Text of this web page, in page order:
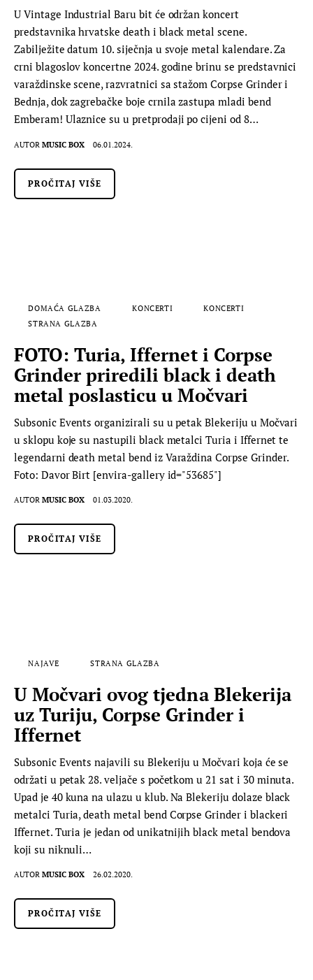
U Vintage Industrial Baru bit će održan koncert
predstavnika hrvatske death i black metal scene.
Zabilježite datum 10. siječnja u svoje metal kalendare. Za
crni blagoslov koncertne 2024. godine brinu se predstavnici
varaždinske scene, razvratnici sa stažom Corpse Grinder i
Bednja, dok zagrebačke boje crnila zastupa mladi bend
Emberam! Ulaznice su u pretprodaji po cijeni od 8…
AUTOR MUSIC BOX 06.01.2024.
PROČITAJ VIŠE
DOMAĆA GLAZBA KONCERTI
KONCERTI
STRANA GLAZBA
FOTO: Turia, Iffernet i Corpse
Grinder priredili black i death
metal poslasticu u Močvari
Subsonic Events organizirali su u petak Blekeriju u Močvari
u sklopu koje su nastupili black metalci Turia i Iffernet te
legendarni death metal bend iz Varaždina Corpse Grinder.
Foto: Davor Birt [envira-gallery id="53685"]
AUTOR MUSIC BOX 01.03.2020.
PROČITAJ VIŠE
NAJAVE STRANA GLAZBA
U Močvari ovog tjedna Blekerija
uz Turiju, Corpse Grinder i
Iffernet
Subsonic Events najavili su Blekeriju u Močvari koja će se
održati u petak 28. veljače s početkom u 21 sat i 30 minuta.
Upad je 40 kuna na ulazu u klub. Na Blekeriju dolaze black
metalci Turia, death metal bend Corpse Grinder i blackeri
Iffernet. Turia je jedan od unikatnijih black metal bendova
koji su niknuli…
AUTOR MUSIC BOX 26.02.2020.
PROČITAJ VIŠE